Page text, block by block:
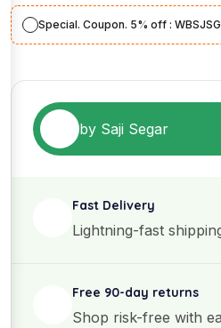
Special. Coupon. 5% off :
by Saji Segar
Fast Delivery
Lightning-fast
Free 90-day returns
Shop risk-free with